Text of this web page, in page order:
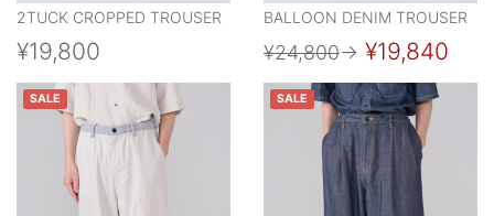
2TUCK CROPPED TROUSER
¥19,800
BALLOON DENIM TROUSER
¥24,800→ ¥19,840
SALE SALE